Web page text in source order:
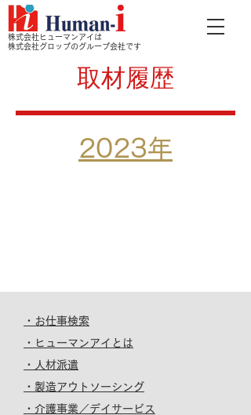
株式会社ヒューマンアイは
株式会社グロップのグループ会社です
取材履歴
2023年
・お仕事検索
・ヒューマンアイとは
・人材派遣
・製造アウトソーシング
・介護事業／デイサービス